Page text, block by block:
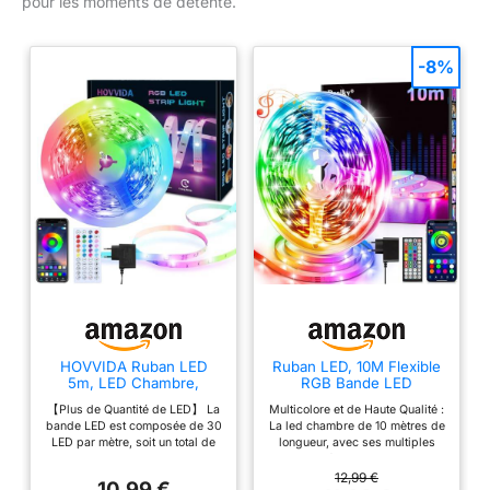
HOVVIDA Ruban LED
5m, LED Chambre,
Bande LED, 150 LED, 30
LED/Mètre, LED 5m
【Plus de Quantité de LED】 La
bande LED est composée de 30
LED par mètre, soit un total de
Ruban LED, 10M Flexible
RGB Bande LED
Bluetooth App Contrôle
Synchroniser avec
Rythme de Musique, Led
Room, Plafond, Mariage,
Multicolore et de Haute Qualité :
La led chambre de 10 mètres de
longueur, avec ses multiples
palette de couleurs, apporte de
12,99 €
-8%